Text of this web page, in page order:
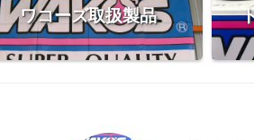
ワコーズ取扱製品